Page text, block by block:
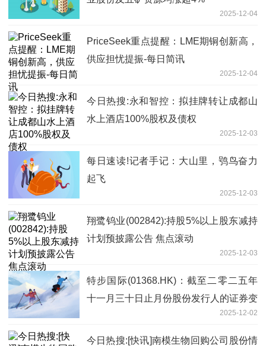
2025-12-04
PriceSeek重点提醒：LME期铜创新高，
供应担忧提振-每日简讯
2025-12-04
今日热搜:永和智控：拟挂牌转让成都山
水上酒店100%股权及债权
2025-12-03
每日速读!记者手记：大山里，鸮鸟奋力
起飞
2025-12-03
翔鹭钨业(002842):持股5%以上股东减持
计划预披露公告 焦点滚动
2025-12-03
特步国际(01368.HK)：截至二零二五年
十一月三十日止月份股份发行人的证券变
2025-12-02
今日热搜:[快讯]南模生物回购公司股份情